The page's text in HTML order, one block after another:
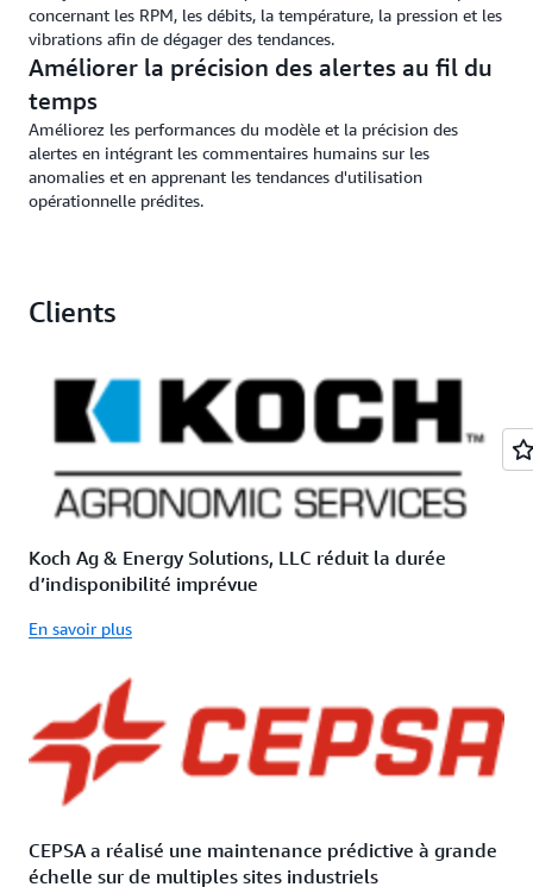
concernant les RPM, les débits, la température, la pression et les
vibrations afin de dégager des tendances.
Améliorer la précision des alertes au fil du
temps
Améliorez les performances du modèle et la précision des
alertes en intégrant les commentaires humains sur les
anomalies et en apprenant les tendances d'utilisation
opérationnelle prédites.
Clients
Koch Ag & Energy Solutions, LLC réduit la durée
d’indisponibilité imprévue
En savoir plus
CEPSA a réalisé une maintenance prédictive à grande
échelle sur de multiples sites industriels